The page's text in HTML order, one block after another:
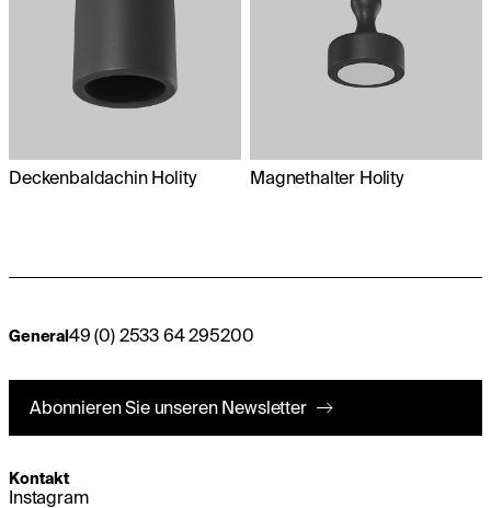
Deckenbaldachin Holity Magnethalter Holity
General49 (0) 2533 64 295200
Abonnieren Sie unseren Newsletter
Kontakt
Instagram